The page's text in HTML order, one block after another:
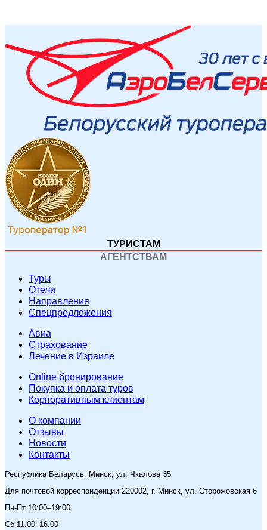
ТУРИСТАМ
АГЕНТСТВАМ
Туры
Отели
Направления
Спецпредложения
Авиа
Страхование
Лечение в Израиле
Online бронирование
Покупка и оплата туров
Корпоративным клиентам
O компании
Отзывы
Новости
Контакты
Республика Беларусь, Минск, ул. Чкалова 35
Для почтовой корреспонденции 220002, г. Минск, ул. Сторожовская 6
Пн-Пт 10:00–19:00
Сб 11:00–16:00